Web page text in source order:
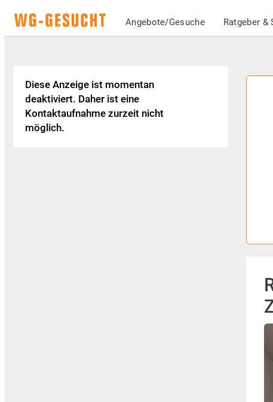
Angebote/Gesuche Ratgeber &
Diese Anzeige ist momentan
deaktiviert. Daher ist eine
Kontaktaufnahme zurzeit nicht
möglich.